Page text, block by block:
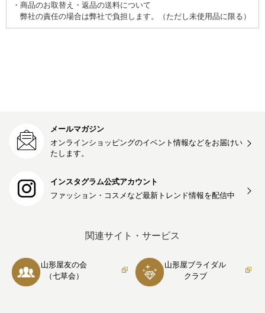
商品のお取替え・返品の送料について
弊社の責任の場合は弊社で負担します。（ただし未使用品に限る）
メールマガジン
オンラインショッピングのイベント情報などをお届けい
たします。
インスタグラム公式アカウント
ファッション・コスメなど最新トレンド情報を配信中
関連サイト・サービス
山形屋友の会
（七草会）
山形屋ブライダル
クラブ